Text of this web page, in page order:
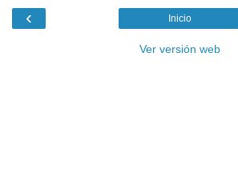
‹ Inicio
Ver versión web